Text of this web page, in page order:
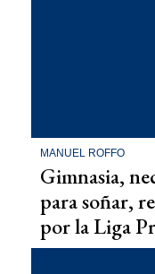
MANUEL ROFFO
Gimnasia,
para soñar,
por la Liga